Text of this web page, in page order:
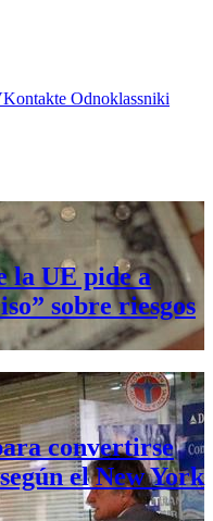
Odnoklassniki
la UE pide a
sobre riesgos
convertirse
el New York